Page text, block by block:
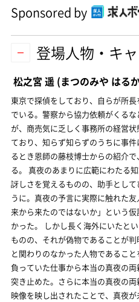
Sponsored by
登場人物・キ
松之宮 遥 (まつのみや はる
東京で探偵をしており、自らが所
でいる。警察から協力依頼がくる
が、商売気に乏しく事務所の経営
ており、知らず知らずのうちに事
るとき恩師の藤枝博士からの紹介
る。 真夜のあまりに広範にわたる
訝しさを覚えるものの、助手とし
うに。真夜の予言に実際に触れた
来から来たのではないか」という
かった。 しかし長く海外にいたと
ものの、それが偽物であることが
と関わりのなかった人物であるこ
負っていた仕事から本当の真夜の
突き止めた。さらに本当の真夜の
映像を映し出されたことで、真夜